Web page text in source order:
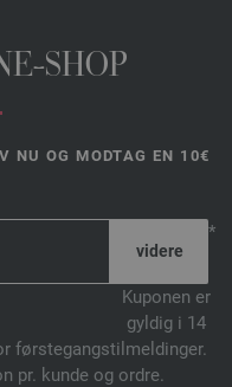
SHOP
NU OG MODTAG EN 10€
*
Kuponen er
gyldig i 14
førstegangstilmeldinger.
pr. kunde og ordre.